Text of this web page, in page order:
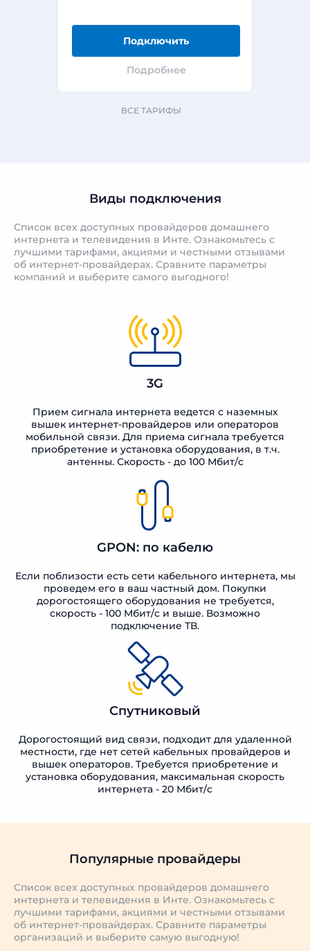
Подключить
Подробнее
ВСЕ ТАРИФЫ
Виды подключения
Список всех доступных провайдеров домашнего
интернета и телевидения в Инте. Ознакомьтесь с
лучшими тарифами, акциями и честными отзывами
об интернет-провайдерах. Сравните параметры
компаний и выберите самого выгодного!
3G
Прием сигнала интернета ведется с наземных
вышек интернет-провайдеров или операторов
мобильной связи. Для приема сигнала требуется
приобретение и установка оборудования, в т.ч.
антенны. Скорость - до 100 Мбит/с
GPON: по кабелю
Если поблизости есть сети кабельного интернета, мы
проведем его в ваш частный дом. Покупки
дорогостоящего оборудования не требуется,
скорость - 100 Мбит/с и выше. Возможно
подключение ТВ.
Спутниковый
Дорогостоящий вид связи, подходит для удаленной
местности, где нет сетей кабельных провайдеров и
вышек операторов. Требуется приобретение и
установка оборудования, максимальная скорость
интернета - 20 Мбит/с
Популярные провайдеры
Список всех доступных провайдеров домашнего
интернета и телевидения в Инте. Ознакомьтесь с
лучшими тарифами, акциями и честными отзывами
об интернет-провайдерах. Сравните параметры
организаций и выберите самую выгодную!